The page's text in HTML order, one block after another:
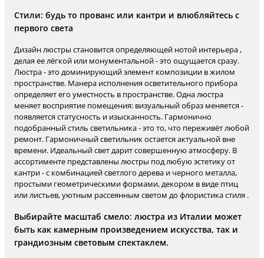
Стили: будь то прованс или кантри и влюбляйтесь с
первого света
Дизайн люстры становится определяющей нотой интерьера ,
делая ее лёгкой или монументальной - это ощущается сразу.
Люстра - это доминирующий элемент композиции в жилом
пространстве. Манера исполнения осветительного прибора
определяет его уместность в пространстве. Одна люстра
меняет восприятие помещения: визуальный образ меняется -
появляется статусность и изысканность. Гармонично
подобранный стиль светильника - это то, что переживёт любой
ремонт. Гармоничный светильник остается актуальной вне
времени. Идеальный свет дарит совершенную атмосферу. В
ассортименте представлены люстры под любую эстетику от
кантри - с комбинацией светлого дерева и черного металла,
простыми геометрическими формами, декором в виде птиц
или листьев, уютным рассеянным светом до флористика стиля .
Выбирайте масштаб смело: люстра из Италии может
быть как камерным произведением искусства, так и
грандиозным световым спектаклем.